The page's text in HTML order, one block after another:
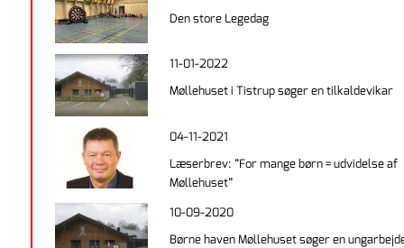
Den store Legedag
11-01-2022
Møllehuset i Tistrup søger en tilkaldevikar
04-11-2021
Læserbrev: ”For mange børn = udvidelse af
Møllehuset”
10-09-2020
Børne haven Møllehuset søger en